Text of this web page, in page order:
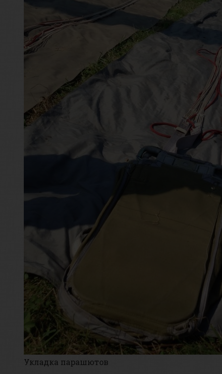
Укладка парашютов